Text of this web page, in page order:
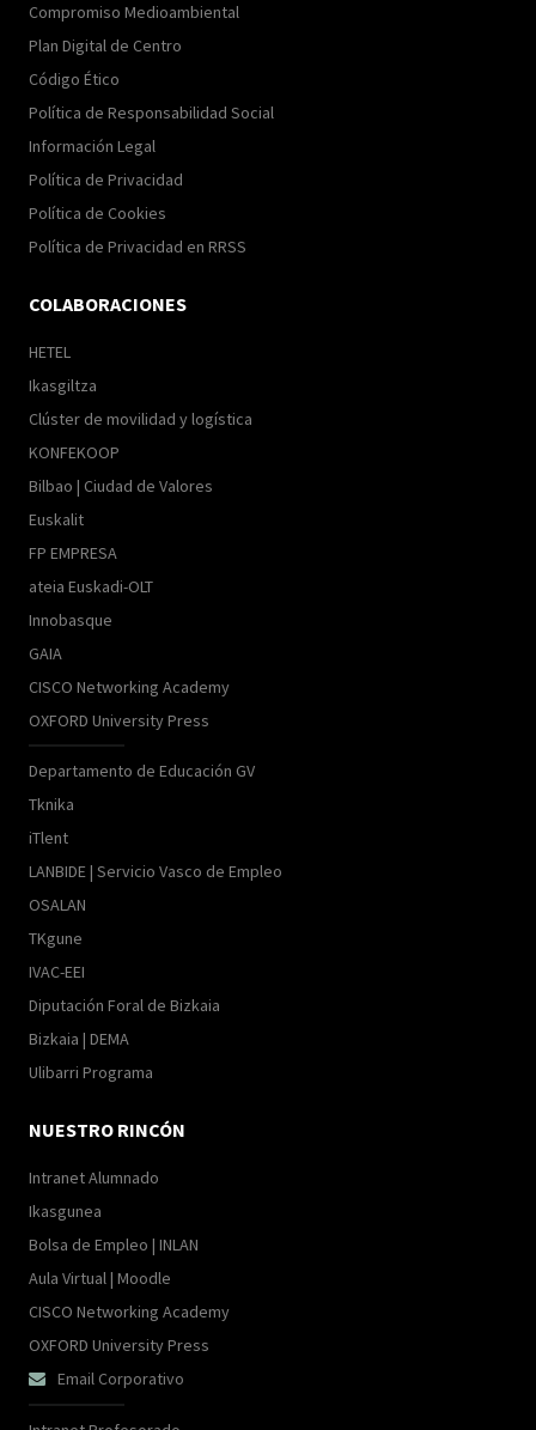
Compromiso Medioambiental
Plan Digital de Centro
Código Ético
Política de Responsabilidad Social
Información Legal
Política de Privacidad
Política de Cookies
Política de Privacidad en RRSS
COLABORACIONES
HETEL
Ikasgiltza
Clúster de movilidad y logística
KONFEKOOP
Bilbao | Ciudad de Valores
Euskalit
FP EMPRESA
ateia Euskadi-OLT
Innobasque
GAIA
CISCO Networking Academy
OXFORD University Press
Departamento de Educación GV
Tknika
iTlent
LANBIDE | Servicio Vasco de Empleo
OSALAN
TKgune
IVAC-EEI
Diputación Foral de Bizkaia
Bizkaia | DEMA
Ulibarri Programa
NUESTRO RINCÓN
Intranet Alumnado
Ikasgunea
Bolsa de Empleo | INLAN
Aula Virtual | Moodle
CISCO Networking Academy
OXFORD University Press
 Email Corporativo